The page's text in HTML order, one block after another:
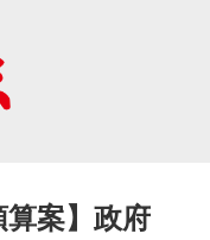
算案】政府